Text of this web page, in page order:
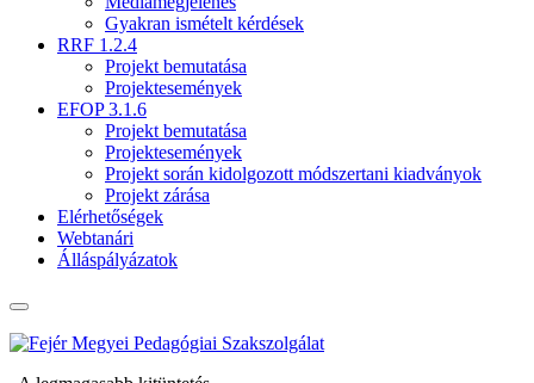
Gyakran ismételt kérdések
RRF 1.2.4
Projekt bemutatása
Projektesemények
EFOP 3.1.6
Projekt bemutatása
Projektesemények
Projekt során kidolgozott módszertani kiadványok
Projekt zárása
Elérhetőségek
Webtanári
Álláspályázatok